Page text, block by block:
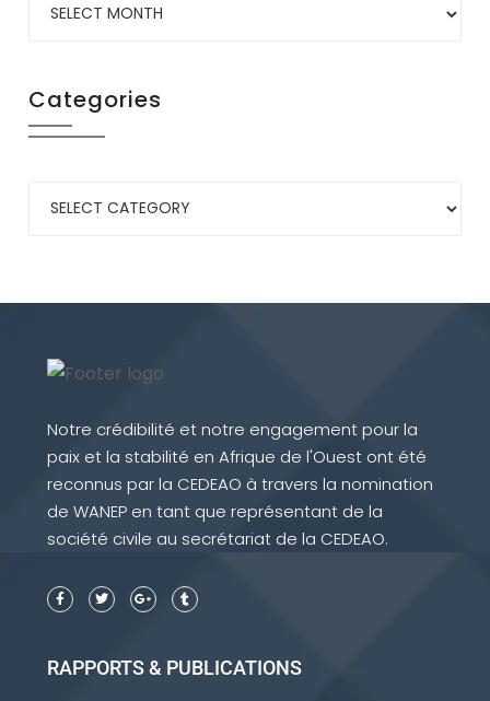
Categories
Notre crédibilité et notre engagement pour la
paix et la stabilité en Afrique de l'Ouest ont été
reconnus par la CEDEAO à travers la nomination
de WANEP en tant que représentant de la
société civile au secrétariat de la CEDEAO.
RAPPORTS & PUBLICATIONS